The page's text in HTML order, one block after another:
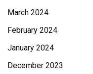
March 2024
February 2024
January 2024
December 2023